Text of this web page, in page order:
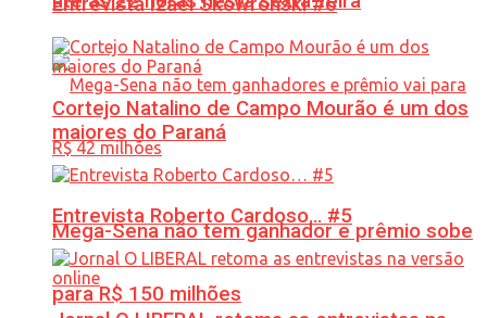
Mega-Sena não tem ganhador e prêmio sobe
para R$ 150 milhões
Cortejo Natalino de Campo Mourão é um dos
maiores do Paraná
Entrevista Roberto Cardoso… #5